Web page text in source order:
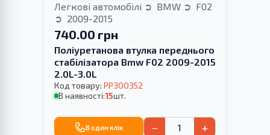
Легкові автомобілі BMW
F02
2009-2015
740.00 грн
Поліуретанова втулка переднього
стабілізатора Bmw F02 2009-2015
2.0L-3.0L
Код товару: PP300352
В наявності:15шт.
В один клік − +